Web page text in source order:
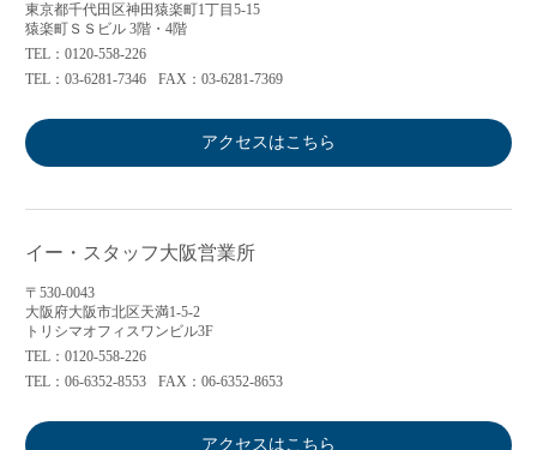
東京都千代田区神田猿楽町1丁目5-15
猿楽町ＳＳビル 3階・4階
TEL：0120-558-226
TEL：03-6281-7346
FAX：03-6281-7369
アクセスはこちら
イー・スタッフ大阪営業所
〒530-0043
大阪府大阪市北区天満1-5-2
トリシマオフィスワンビル3F
TEL：0120-558-226
TEL：06-6352-8553
FAX：06-6352-8653
アクセスはこちら